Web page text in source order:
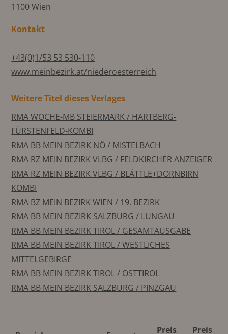
1100 Wien
Kontakt
+43(0)1/53 53 530-110
www.meinbezirk.at/niederoesterreich
Weitere Titel dieses Verlages
RMA WOCHE-MB STEIERMARK / HARTBERG-
FÜRSTENFELD-KOMBI
RMA BB MEIN BEZIRK NÖ / MISTELBACH
RMA RZ MEIN BEZIRK VLBG / FELDKIRCHER ANZEIGER
RMA RZ MEIN BEZIRK VLBG / BLÄTTLE+DORNBIRN
KOMBI
RMA BZ MEIN BEZIRK WIEN / 19. BEZIRK
RMA BB MEIN BEZIRK SALZBURG / LUNGAU
RMA BB MEIN BEZIRK TIROL / GESAMTAUSGABE
RMA BB MEIN BEZIRK TIROL / WESTLICHES
MITTELGEBIRGE
RMA BB MEIN BEZIRK TIROL / OSTTIROL
RMA BB MEIN BEZIRK SALZBURG / PINZGAU
Preis Preis